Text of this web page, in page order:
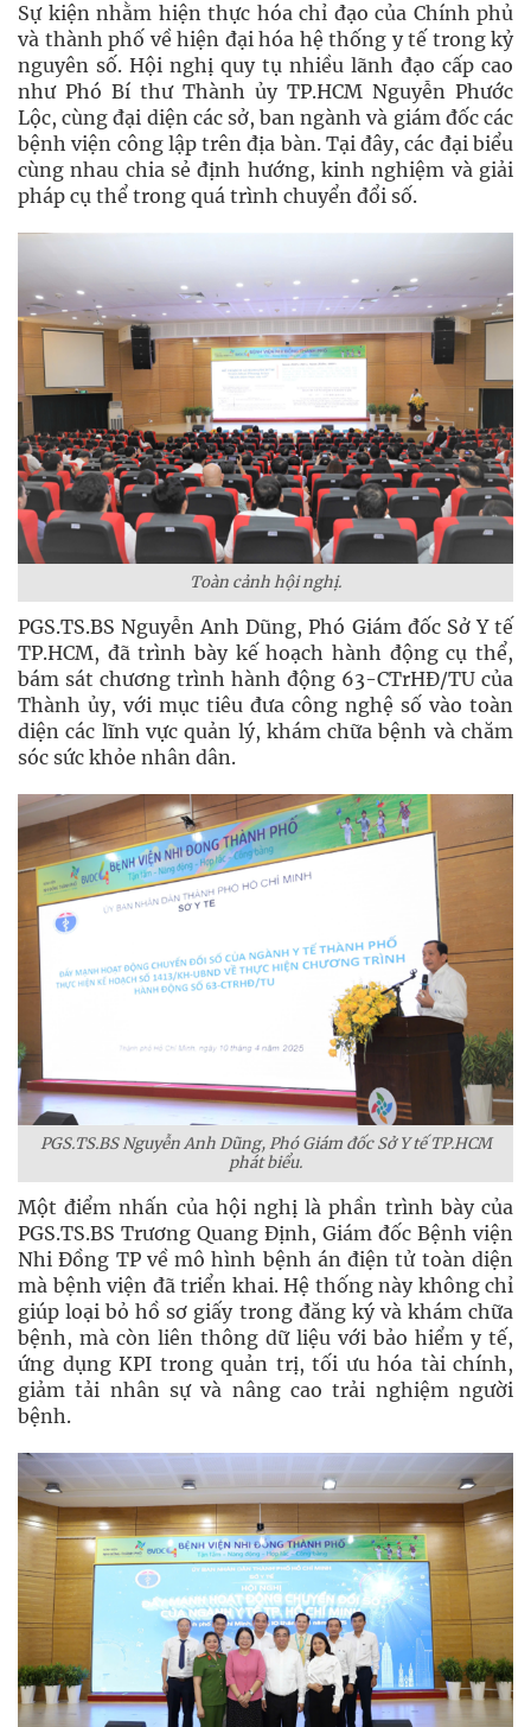
Sự kiện nhằm hiện thực hóa chỉ đạo của Chính phủ
và thành phố về hiện đại hóa hệ thống y tế trong kỷ
nguyên số. Hội nghị quy tụ nhiều lãnh đạo cấp cao
như Phó Bí thư Thành ủy TP.HCM Nguyễn Phước
Lộc, cùng đại diện các sở, ban ngành và giám đốc các
bệnh viện công lập trên địa bàn. Tại đây, các đại biểu
cùng nhau chia sẻ định hướng, kinh nghiệm và giải
pháp cụ thể trong quá trình chuyển đổi số.
Toàn cảnh hội nghị.
PGS.TS.BS Nguyễn Anh Dũng, Phó Giám đốc Sở Y tế
TP.HCM, đã trình bày kế hoạch hành động cụ thể,
bám sát chương trình hành động 63-CTrHĐ/TU của
Thành ủy, với mục tiêu đưa công nghệ số vào toàn
diện các lĩnh vực quản lý, khám chữa bệnh và chăm
sóc sức khỏe nhân dân.
PGS.TS.BS Nguyễn Anh Dũng, Phó Giám đốc Sở Y tế TP.HCM
phát biểu.
Một điểm nhấn của hội nghị là phần trình bày của
PGS.TS.BS Trương Quang Định, Giám đốc Bệnh viện
Nhi Đồng TP về mô hình bệnh án điện tử toàn diện
mà bệnh viện đã triển khai. Hệ thống này không chỉ
giúp loại bỏ hồ sơ giấy trong đăng ký và khám chữa
bệnh, mà còn liên thông dữ liệu với bảo hiểm y tế,
ứng dụng KPI trong quản trị, tối ưu hóa tài chính,
giảm tải nhân sự và nâng cao trải nghiệm người
bệnh.